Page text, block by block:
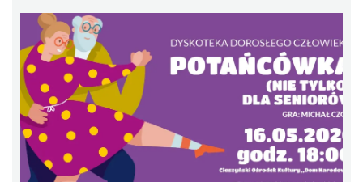
Koncert KARUZELA GNA
Cieszyn
2026-09-20
0.21 km